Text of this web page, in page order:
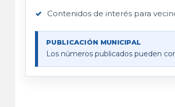
Contenidos de interés para
PUBLICACIÓN MUNICIPAL
Los números publicados pueden